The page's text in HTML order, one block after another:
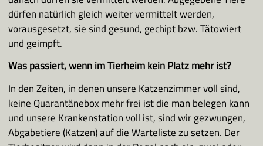
dürfen natürlich gleich weiter vermittelt werden,
vorausgesetzt, sie sind gesund, gechipt bzw. Tätowiert
und geimpft.
Was passiert, wenn im Tierheim kein Platz mehr ist?
In den Zeiten, in denen unsere Katzenzimmer voll sind,
keine Quarantänebox mehr frei ist die man belegen kann
und unsere Krankenstation voll ist, sind wir gezwungen,
Abgabetiere (Katzen) auf die Warteliste zu setzen. Der